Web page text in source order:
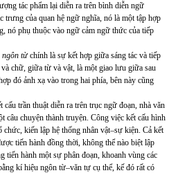
tác phẩm lại diễn ra trên bình diễn ngữ
của quan hệ ngữ nghĩa, nó là một tập hợp
nó phụ thuộc vào ngữ cảm ngữ thức của tiếp
ngôn từchính là sự kết hợp giữa sáng tác và tiếp
chữ, giữa từ và vật, là một giao lưu giữa sau
đó ảnh xạ vào trong hai phía, bên này cũng
trần thuật diễn ra trên trục ngữ đoạn, nhà văn
câu chuyện thành truyện. Công việc kết cấu hình
kiến lập hệ thống nhân vật–sự kiện. Cả kết
tiến hành đồng thời, không thể nào biệt lập
tiến hành một sự phân đoạn, khoanh vùng các
kí hiệu ngôn từ–văn tự cụ thể, kế đó rất có